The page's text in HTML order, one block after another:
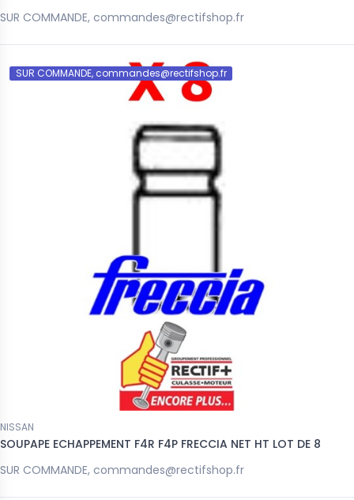
SUR COMMANDE, commandes@rectifshop.fr
SUR COMMANDE, commandes@rectifshop.fr
NISSAN
SOUPAPE ECHAPPEMENT F4R F4P FRECCIA NET HT LOT DE 8
SUR COMMANDE, commandes@rectifshop.fr